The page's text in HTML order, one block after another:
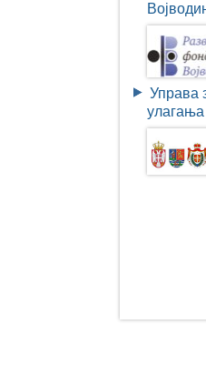
Управа